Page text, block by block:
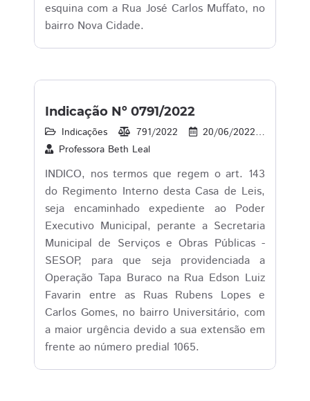
esquina com a Rua José Carlos Muffato, no
bairro Nova Cidade.
Indicação Nº 0791/2022
Indicações 791/2022 20/06/2022
Professora Beth Leal
INDICO, nos termos que regem o art. 143
do Regimento Interno desta Casa de Leis,
seja encaminhado expediente ao Poder
Executivo Municipal, perante a Secretaria
Municipal de Serviços e Obras Públicas -
SESOP, para que seja providenciada a
Operação Tapa Buraco na Rua Edson Luiz
Favarin entre as Ruas Rubens Lopes e
Carlos Gomes, no bairro Universitário, com
a maior urgência devido a sua extensão em
frente ao número predial 1065.